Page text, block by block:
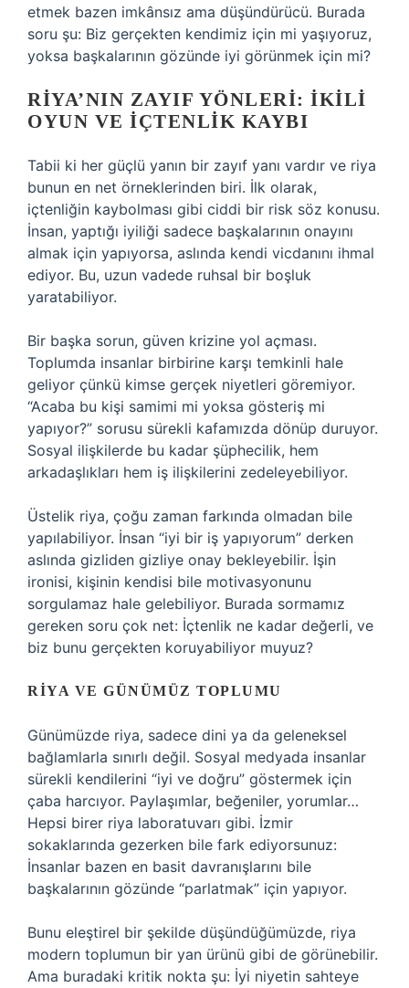
etmek bazen imkânsız ama düşündürücü. Burada
soru şu: Biz gerçekten kendimiz için mi yaşıyoruz,
yoksa başkalarının gözünde iyi görünmek için mi?
RIYA’NIN ZAYIF YÖNLERI: İKILI
OYUN VE İÇTENLIK KAYBI
Tabii ki her güçlü yanın bir zayıf yanı vardır ve riya
bunun en net örneklerinden biri. İlk olarak,
içtenliğin kaybolması gibi ciddi bir risk söz konusu.
İnsan, yaptığı iyiliği sadece başkalarının onayını
almak için yapıyorsa, aslında kendi vicdanını ihmal
ediyor. Bu, uzun vadede ruhsal bir boşluk
yaratabiliyor.
Bir başka sorun, güven krizine yol açması.
Toplumda insanlar birbirine karşı temkinli hale
geliyor çünkü kimse gerçek niyetleri göremiyor.
“Acaba bu kişi samimi mi yoksa gösteriş mi
yapıyor?” sorusu sürekli kafamızda dönüp duruyor.
Sosyal ilişkilerde bu kadar şüphecilik, hem
arkadaşlıkları hem iş ilişkilerini zedeleyebiliyor.
Üstelik riya, çoğu zaman farkında olmadan bile
yapılabiliyor. İnsan “iyi bir iş yapıyorum” derken
aslında gizliden gizliye onay bekleyebilir. İşin
ironisi, kişinin kendisi bile motivasyonunu
sorgulamaz hale gelebiliyor. Burada sormamız
gereken soru çok net: İçtenlik ne kadar değerli, ve
biz bunu gerçekten koruyabiliyor muyuz?
RIYA VE GÜNÜMÜZ TOPLUMU
Günümüzde riya, sadece dini ya da geleneksel
bağlamlarla sınırlı değil. Sosyal medyada insanlar
sürekli kendilerini “iyi ve doğru” göstermek için
çaba harcıyor. Paylaşımlar, beğeniler, yorumlar…
Hepsi birer riya laboratuvarı gibi. İzmir
sokaklarında gezerken bile fark ediyorsunuz:
İnsanlar bazen en basit davranışlarını bile
başkalarının gözünde “parlatmak” için yapıyor.
Bunu eleştirel bir şekilde düşündüğümüzde, riya
modern toplumun bir yan ürünü gibi de görünebilir.
Ama buradaki kritik nokta şu: İyi niyetin sahteye